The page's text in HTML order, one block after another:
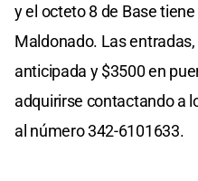
y el octeto 8 de Base
Maldonado. Las
anticipada y $3500 en
adquirirse contactando a
al número 342-6101633.